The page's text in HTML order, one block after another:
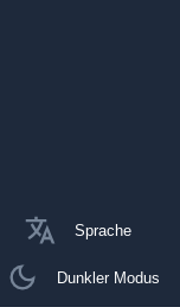
Sprache
Dunkler Modus